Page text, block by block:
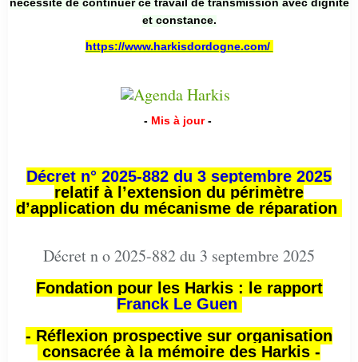
et constance.
https://www.harkisdordogne.com/
- Mis à jour -
Décret n° 2025-882 du 3 septembre 2025
relatif à l’extension du périmètre
d’application du mécanisme de réparation
Décret n o 2025-882 du 3 septembre 2025
Fondation pour les Harkis : le rapport
Franck Le Guen
- Réflexion prospective sur organisation
consacrée à la mémoire des Harkis -